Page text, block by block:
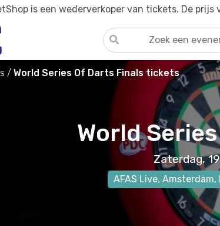
is een wederverkoper van tickets. De
World Series Of Darts Finals tickets
World
Zaterdag,
AFAS Live, Amsterdam,